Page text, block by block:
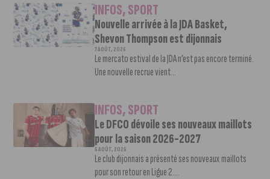
INFOS,SPORT
Nouvelle arrivée à la JDA Basket,
Shevon Thompson est dijonnais
7 AOÛT, 2026
Le mercato estival de la JDA n’est pas encore terminé.
Une nouvelle recrue vient...
INFOS,SPORT
Le DFCO dévoile ses nouveaux maillots
pour la saison 2026-2027
6 AOÛT, 2026
Le club dijonnais a présenté ses nouveaux maillots
pour son retour en Ligue 2....